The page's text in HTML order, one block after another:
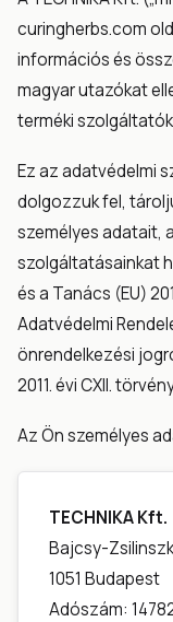
curingherbs.com
információs és
magyar utazókat
terméki
Ez az adatvédelmi
dolgozzuk fel,
személyes adatait,
szolgáltatásainkat
és a Tanács (EU)
Adatvédelmi
önrendelkezési
2011. évi CXII.
Az Ön személyes
TECHNIKA Kft.
Bajcsy-
1051 Budapest
Adószám: